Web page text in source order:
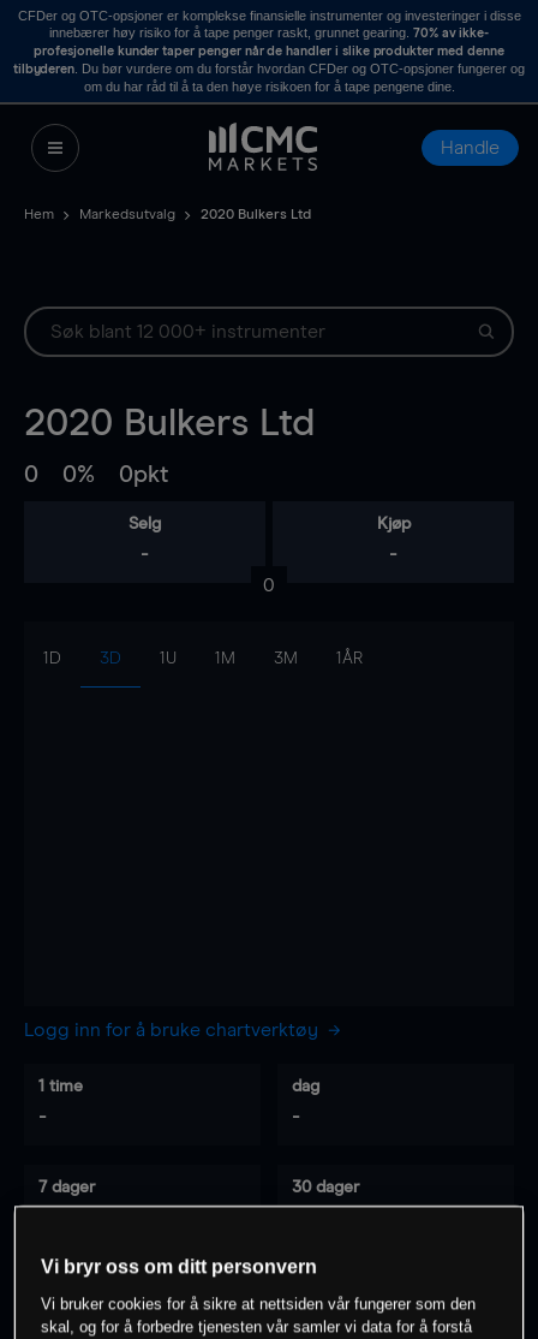
CFDer og OTC-opsjoner er komplekse finansielle instrumenter og investeringer i disse
innebærer høy risiko for å tape penger raskt, grunnet gearing. 70% av ikke-
profesjonelle kunder taper penger når de handler i slike produkter med denne
tilbyderen . Du bør vurdere om du forstår hvordan CFDer og OTC-opsjoner fungerer og
om du har råd til å ta den høye risikoen for å tape pengene dine.
Handle
Hem Markedsutvalg 2020 Bulkers Ltd
2020 Bulkers Ltd
0 0% 0pkt
Selg
-
Kjøp
-
0
1D 3D 1U 1M 3M 1ÅR
Logg inn for å bruke chartverktøy
1 time
-
dag
-
7 dager 30 dager
0% av kunder erpå dette instrumentet
Vi bryr oss om ditt personvern
Vi bruker cookies for å sikre at nettsiden vår fungerer som den
skal, og for å forbedre tjenesten vår samler vi data for å forstå